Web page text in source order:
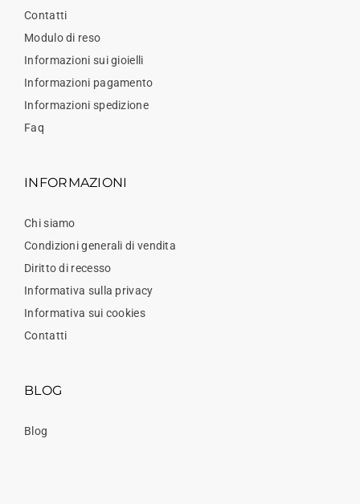
Contatti
Modulo di reso
Informazioni sui gioielli
Informazioni pagamento
Informazioni spedizione
Faq
INFORMAZIONI
Chi siamo
Condizioni generali di vendita
Diritto di recesso
Informativa sulla privacy
Informativa sui cookies
Contatti
BLOG
Blog